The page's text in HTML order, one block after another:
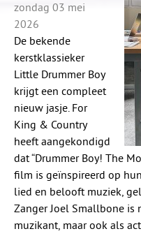
zondag 03 mei
2026
De bekende
kerstklassieker
Little Drummer Boy
krijgt een compleet
nieuw jasje. For
King & Country
heeft aangekondigd
dat “Drummer Boy! The
film is geïnspireerd op
lied en belooft muziek,
Zanger Joel Smallbone is
muzikant, maar ook als